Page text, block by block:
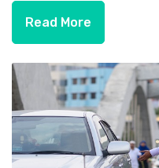
Read More